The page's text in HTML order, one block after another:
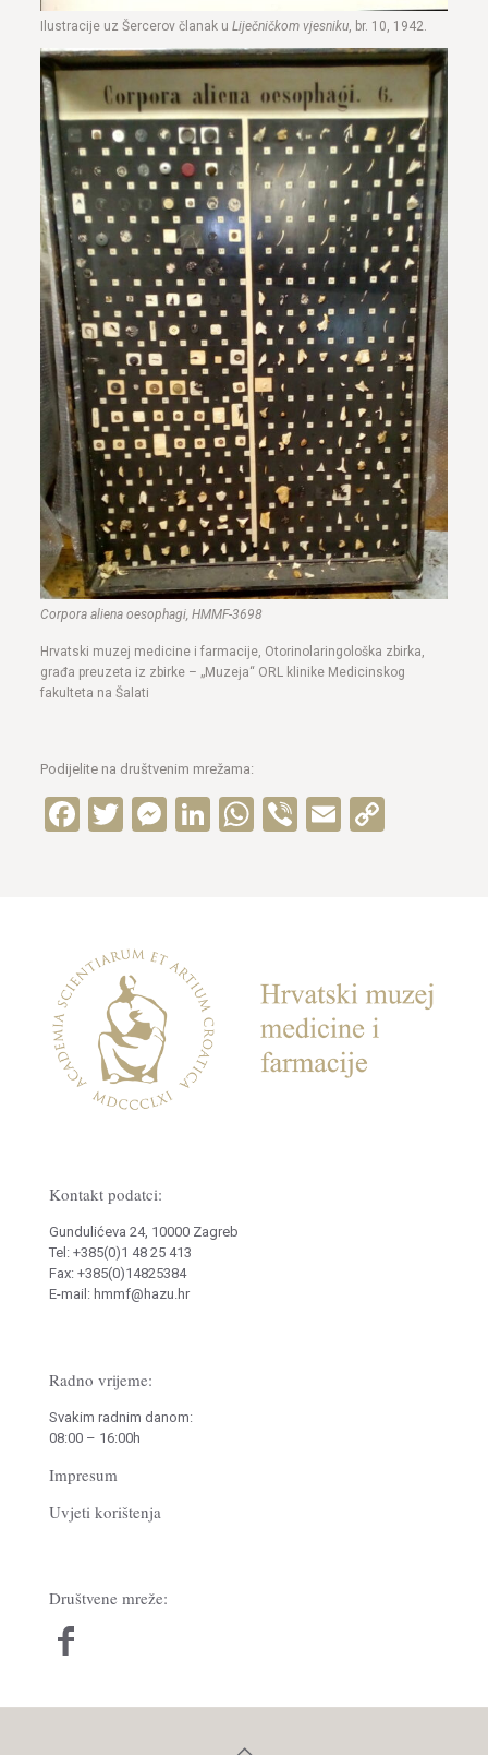
Ilustracije uz Šercerov članak u Liječničkom vjesniku, br. 10, 1942.
Corpora aliena oesophagi, HMMF-3698
Hrvatski muzej medicine i farmacije, Otorinolaringološka zbirka,
građa preuzeta iz zbirke – „Muzeja“ ORL klinike Medicinskog
fakulteta na Šalati
Podijelite na društvenim mrežama:
Facebook
Twitter
Messenger
LinkedIn
WhatsApp
ViberEmailCopy
Kontakt podatci:
Gundulićeva 24, 10000 Zagreb
Tel: +385(0)1 48 25 413
Fax: +385(0)14825384
E-mail: hmmf@hazu.hr
Radno vrijeme:
Svakim radnim danom:
08:00 – 16:00h
Impresum
Uvjeti korištenja
Društvene mreže: